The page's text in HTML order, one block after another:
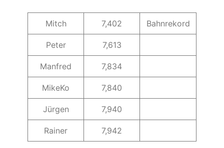
Mitch 7,402 Bahnrekord
Peter 7,613
Manfred 7,834
MikeKo 7,840
Jürgen 7,940
Rainer 7,942